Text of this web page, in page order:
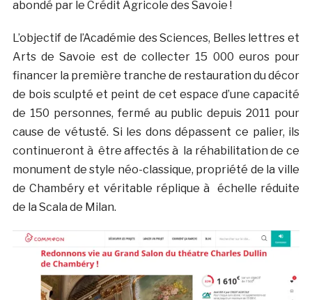
abondé par le Crédit Agricole des Savoie !
L’objectif de l’Académie des Sciences, Belles lettres et
Arts de Savoie est de collecter 15 000 euros pour
financer la première tranche de restauration du décor
de bois sculpté et peint de cet espace d’une capacité
de 150 personnes, fermé au public depuis 2011 pour
cause de vétusté. Si les dons dépassent ce palier, ils
continueront à être affectés à la réhabilitation de ce
monument de style néo-classique, propriété de la ville
de Chambéry et véritable réplique à échelle réduite
de la Scala de Milan.